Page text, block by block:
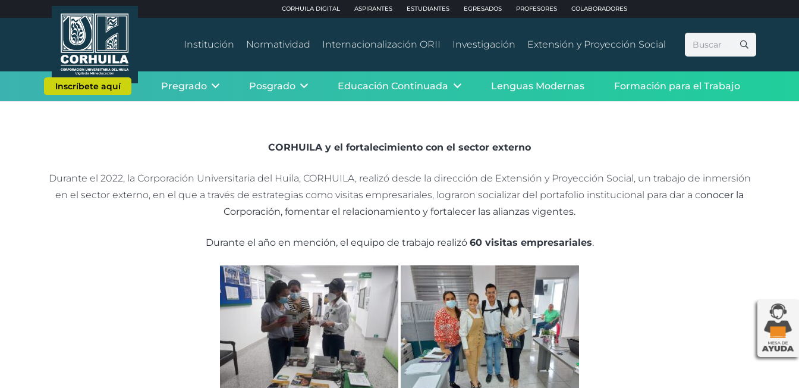
CORHUILA DIGITAL ASPIRANTES ESTUDIANTES EGRESADOS PROFESORES COLABORADORES
Institución Normatividad Internacionalización ORII Investigación Extensión y Proyección Social Buscar:
Inscríbete aquí Pregrado Posgrado Educación Continuada Lenguas Modernas Formación para el Trabajo
CORHUILA y el fortalecimiento con el sector externo
Durante el 2022, la Corporación Universitaria del Huila, CORHUILA, realizó desde la dirección de Extensión y Proyección Social, un trabajo de inmersión
en el sector externo, en el que a través de estrategias como visitas empresariales, lograron socializar del portafolio institucional para dar a conocer la
Corporación, fomentar el relacionamiento y fortalecer las alianzas vigentes.
Durante el año en mención, el equipo de trabajo realizó 60 visitas empresariales.